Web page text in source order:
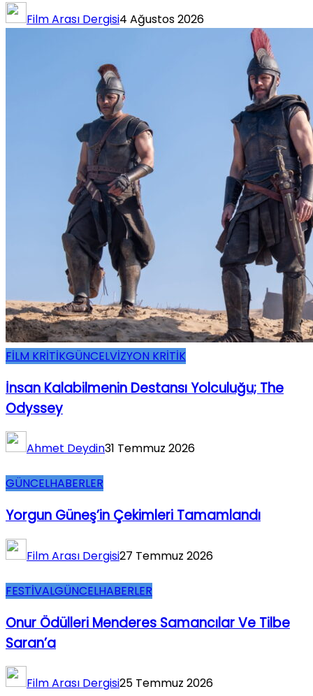
Film Arası Dergisi4 Ağustos 2026
FİLM KRİTİKGÜNCELVİZYON KRİTİK
İnsan Kalabilmenin Destansı Yolculuğu; The
Odyssey
Ahmet Deydin31 Temmuz 2026
GÜNCELHABERLER
Yorgun Güneş’in Çekimleri Tamamlandı
Film Arası Dergisi27 Temmuz 2026
FESTİVALGÜNCELHABERLER
Onur Ödülleri Menderes Samancılar Ve Tilbe
Saran’a
Film Arası Dergisi25 Temmuz 2026